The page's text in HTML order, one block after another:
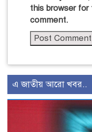
this browser
comment.
এ জাতীয় আরো খবর..